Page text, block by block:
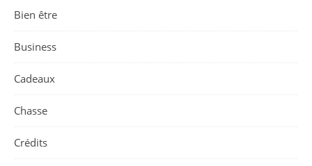
Bien être
Business
Cadeaux
Chasse
Crédits